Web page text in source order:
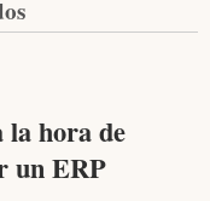
la hora de
un ERP